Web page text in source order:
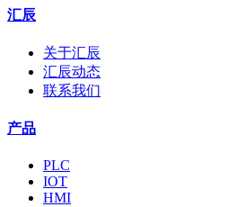
汇辰
关于汇辰
汇辰动态
联系我们
产品
PLC
IOT
HMI